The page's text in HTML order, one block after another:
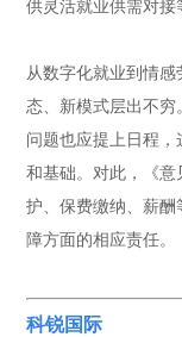
供灵活就业供需对接
从数字化就业到情
态、新模式层出不
问题也应提上日程
和基础。对此，《
护、保费缴纳、薪
障方面的相应责任。
科锐国际